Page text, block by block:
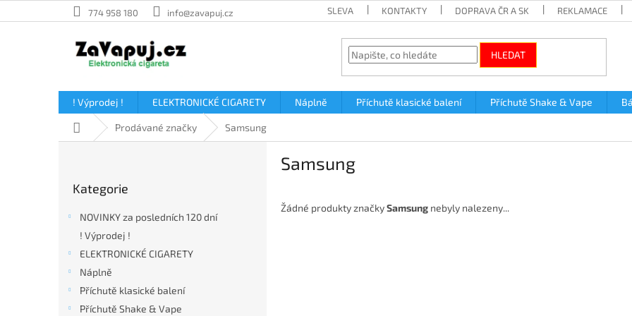
na
774 958 180 info@zavapuj.cz SLEVA KONTAKTY DOPRAVA ČR A SK REKLAMACE
HLEDAT
! Výprodej ! ELEKTRONICKÉ CIGARETY Náplně Příchutě klasické balení Příchutě Shake & Vape
Domů Prodávané značky Samsung
kategorie
Kategorie
NOVINKY za posledních 120 dní
! Výprodej !
ELEKTRONICKÉ CIGARETY
Náplně
Příchutě klasické balení
Příchutě Shake & Vape
Samsung
Žádné produkty značkySamsung nebyly nalezeny...